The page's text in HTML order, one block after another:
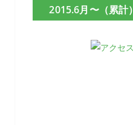
2015.6月〜（累計）